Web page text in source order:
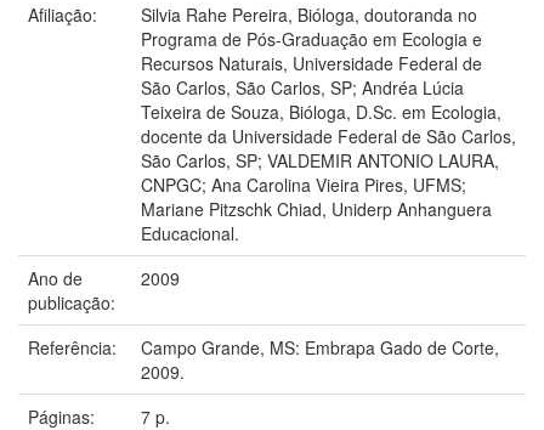
Afiliação:
Silvia Rahe Pereira, Bióloga, doutoranda no
Programa de Pós-Graduação em Ecologia e
Recursos Naturais, Universidade Federal de
São Carlos, São Carlos, SP; Andréa Lúcia
Teixeira de Souza, Bióloga, D.Sc. em Ecologia,
docente da Universidade Federal de São Carlos,
São Carlos, SP; VALDEMIR ANTONIO LAURA,
CNPGC; Ana Carolina Vieira Pires, UFMS;
Mariane Pitzschk Chiad, Uniderp Anhanguera
Educacional.
Ano de
publicação:
2009
Referência:
Campo Grande, MS: Embrapa Gado de Corte,
2009.
Páginas:
7 p.